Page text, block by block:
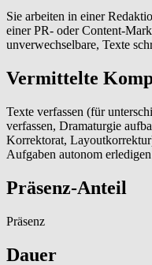
Sie arbeiten in einer
einer PR- oder Content-
unverwechselbare, Texte
Vermittelte
Texte verfassen (für
verfassen, Dramaturgie
Korrektorat,
Aufgaben autonom erledigen
Präsenz-Anteil
Präsenz
Dauer